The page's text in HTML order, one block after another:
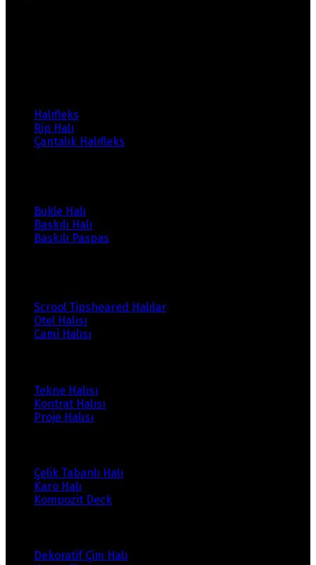
Halıfleks
Rip Halı
Çantalık Halıfleks
Bukle Halı
Baskılı Halı
Baskılı Paspas
Scrool Tipsheared Halılar
Otel Halısı
Cami Halısı
Tekne Halısı
Kontrat Halısı
Proje Halısı
Çelik Tabanlı Halı
Karo Halı
Kompozit Deck
Dekoratif Çim Halı